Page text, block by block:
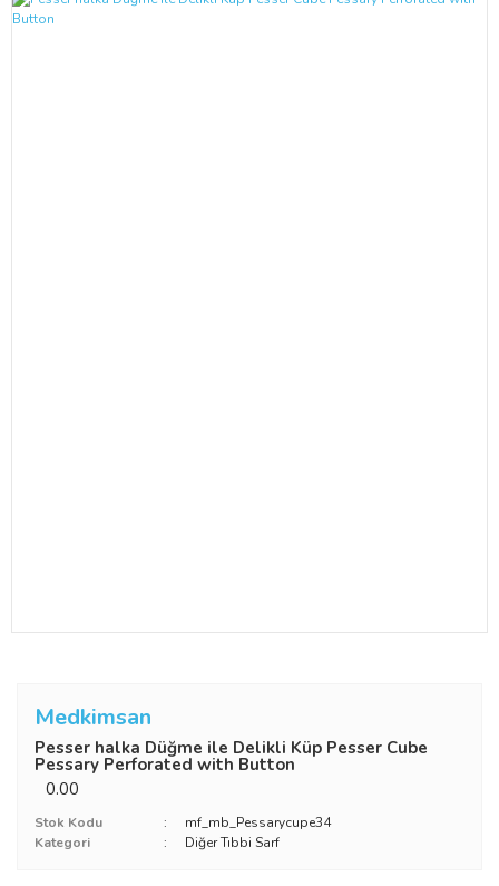
Medkimsan
Pesser halka Düğme ile Delikli Küp Pesser Cube
Pessary Perforated with Button
0.00
Stok Kodu
mf_mb_Pessarycupe34
Kategori
Diğer Tıbbi Sarf